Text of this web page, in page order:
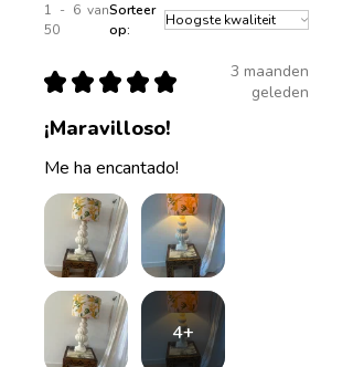
Diameter 35cm, hoogte
Diameter 40cm, hoogte
Vind je het mooier als de
lampenkap hoger oogt, dus
wil je hem hoger? Neem dan
contact met me op, dan
bekijk ik de mogelijkheden.
1 - 6 van
50
Sorteer
op:
★ ★ ★ ★ ★
3 maanden
geleden
¡Maravilloso!
Me ha encantado!
4+